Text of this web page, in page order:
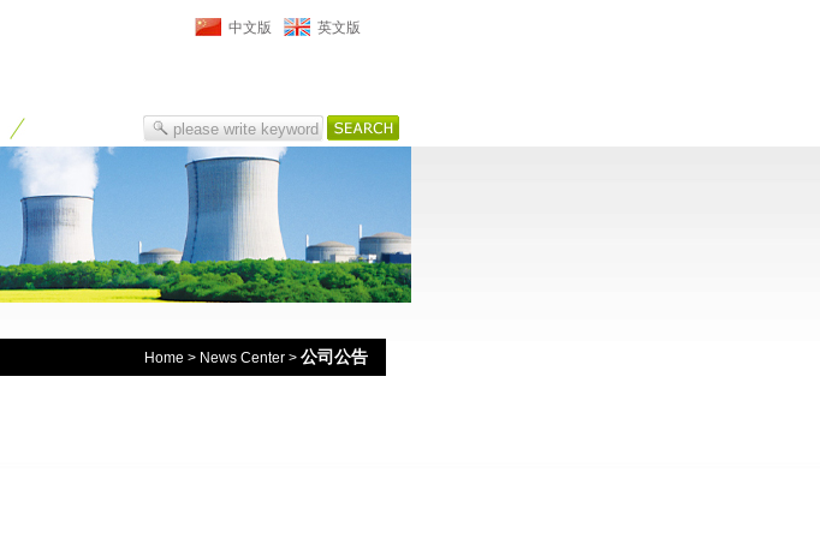
中文版 英文版
Home > News Center > 公司公告